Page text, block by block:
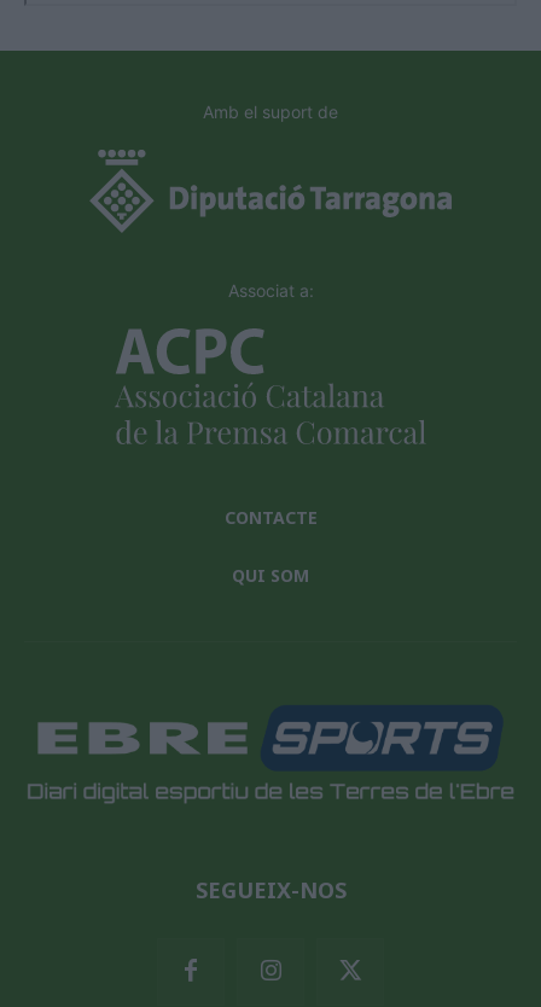
Amb el suport de
Associat a:
CONTACTE
QUI SOM
SEGUEIX-NOS